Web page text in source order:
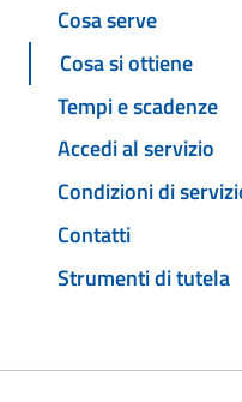
Cosa serve
Cosa si ottiene
Tempi e scadenze
Accedi al servizio
Condizioni di
Contatti
Strumenti di tutela